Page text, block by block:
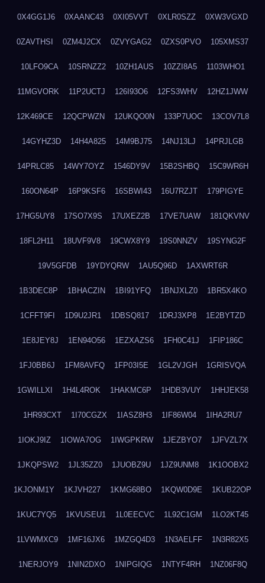
0X4GG1J6 0XAANC43 0XI05VVT 0XLR0SZZ 0XW3VGXD
0ZAVTHSI 0ZM4J2CX 0ZVYGAG2 0ZXS0PVO 105XMS37
10LFO9CA 10SRNZZ2 10ZH1AUS 10ZZI8A5 1103WHO1
11MGVORK 11P2UCTJ 126I93O6 12FS3WHV 12HZ1JWW
12K469CE 12QCPWZN 12UKQO0N 133P7UOC 13COV7L8
14GYHZ3D 14H4A825 14M9BJ75 14NJ13LJ 14PRJLGB
14PRLC85 14WY7OYZ 1546DY9V 15B2SHBQ 15C9WR6H
160ON64P 16P9KSF6 16SBWI43 16U7RZJT 179PIGYE
17HG5UY8 17SO7X9S 17UXEZ2B 17VE7UAW 181QKVNV
18FL2H11 18UVF9V8 19CWX8Y9 19S0NNZV 19SYNG2F
19V5GFDB 19YDYQRW 1AU5Q96D 1AXWRT6R
1B3DEC8P 1BHACZIN 1BI91YFQ 1BNJXLZ0 1BR5X4KO
1CFFT9FI 1D9U2JR1 1DBSQ817 1DRJ3XP8 1E2BYTZD
1E8JEY8J 1EN94O56 1EZXAZS6 1FH0C41J 1FIP186C
1FJ0BB6J 1FM8AVFQ 1FP03I5E 1GL2VJGH 1GRISVQA
1GWILLXI 1H4L4ROK 1HAKMC6P 1HDB3VUY 1HHJEK58
1HR93CXT 1I70CGZX 1IASZ8H3 1IF86W04 1IHA2RU7
1IOKJ9IZ 1IOWA7OG 1IWGPKRW 1JEZBYO7 1JFVZL7X
1JKQPSW2 1JL35ZZ0 1JUOBZ9U 1JZ9UNM8 1K1OOBX2
1KJONM1Y 1KJVH227 1KMG68BO 1KQW0D9E 1KUB22OP
1KUC7YQ5 1KVUSEU1 1L0EECVC 1L92C1GM 1LO2KT45
1LVWMXC9 1MF16JX6 1MZGQ4D3 1N3AELFF 1N3R82X5
1NERJOY9 1NIN2DXO 1NIPGIQG 1NTYF4RH 1NZ06F8Q